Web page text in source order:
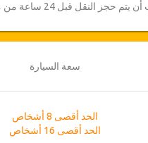
يتم حجز النقل قبل 24 ساعة من موعده
سعة السيارة
الحد أقصى 8 أشخاص
الحد أقصى 16 أشخاص